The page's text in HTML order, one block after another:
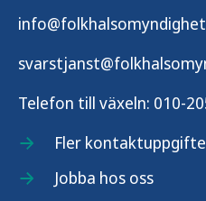
Telefon till växeln: 010-
Fler
Jobba hos oss